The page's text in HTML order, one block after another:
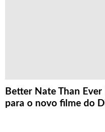
Better Nate Than
para o novo filme do